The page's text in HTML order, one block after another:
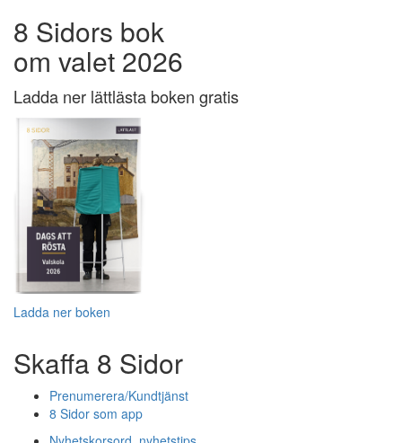
8 Sidors bok
om valet 2026
Ladda ner lättlästa boken gratis
Ladda ner boken
Skaffa 8 Sidor
Prenumerera/Kundtjänst
8 Sidor som app